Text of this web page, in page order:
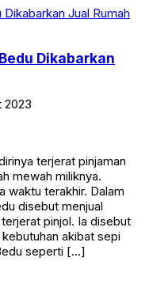
Dikabarkan
2023
terjerat pinjaman
mewah miliknya.
waktu terakhir. Dalam
disebut menjual
pinjol. Ia disebut
akibat sepi
seperti […]